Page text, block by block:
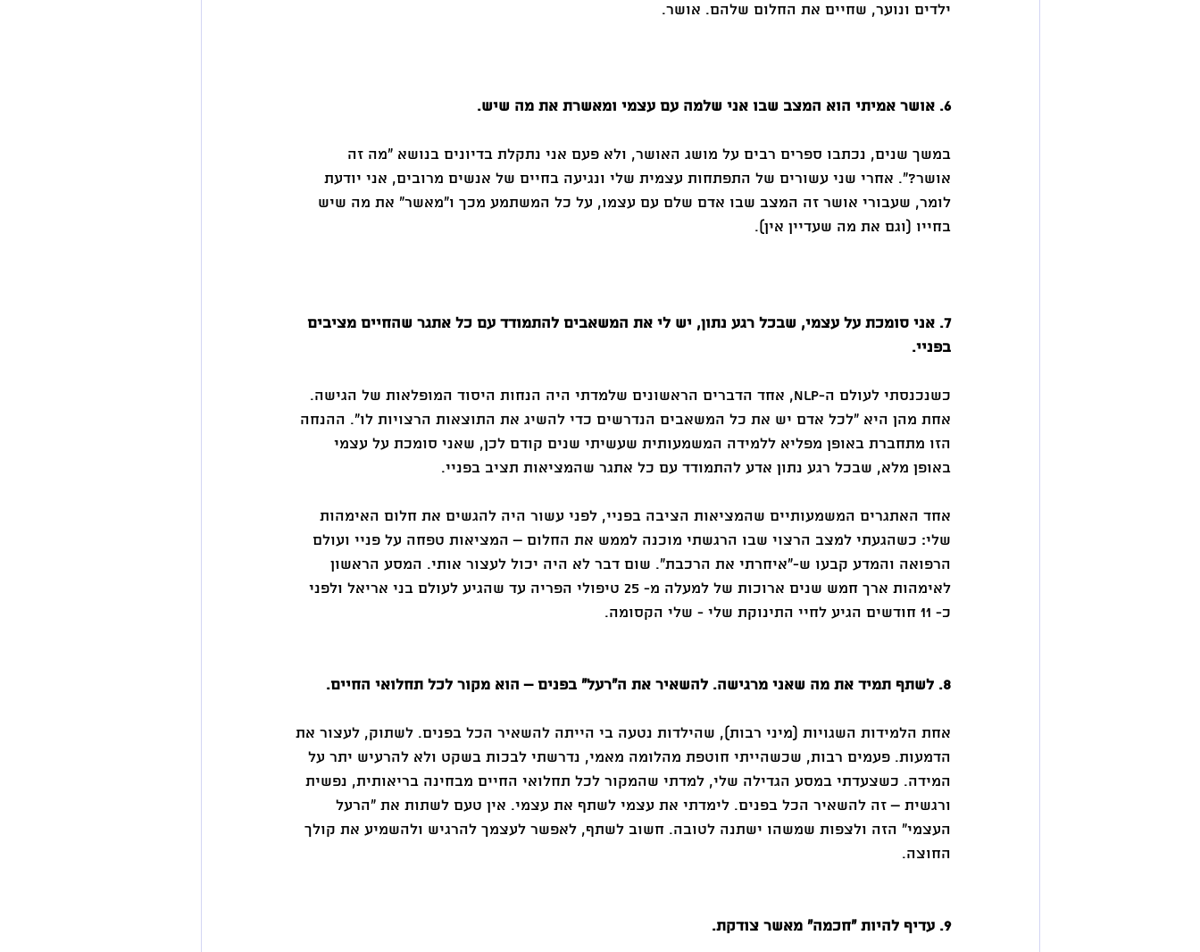
ילדים ונוער, שחיים את החלום שלהם. אושר.
6. אושר אמיתי הוא המצב שבו אני שלמה עם עצמי ומאשרת את מה שיש.
במשך שנים, נכתבו ספרים רבים על מושג האושר, ולא פעם אני נתקלת בדיונים בנושא "מה זה
אושר?". אחרי שני עשורים של התפתחות עצמית שלי ונגיעה בחיים של אנשים מרובים, אני יודעת
לומר, שעבורי אושר זה המצב שבו אדם שלם עם עצמו, על כל המשתמע מכך ו"מאשר" את מה שיש
בחייו (וגם את מה שעדיין אין).
7. אני סומכת על עצמי, שבכל רגע נתון, יש לי את המשאבים להתמודד עם כל אתגר שהחיים מציבים
בפניי.
כשנכנסתי לעולם ה-NLP, אחד הדברים הראשונים שלמדתי היה הנחות היסוד המופלאות של הגישה.
אחת מהן היא "לכל אדם יש את כל המשאבים הנדרשים כדי להשיג את התוצאות הרצויות לו". ההנחה
הזו מתחברת באופן מפליא ללמידה המשמעותית שעשיתי שנים קודם לכן, שאני סומכת על עצמי
באופן מלא, שבכל רגע נתון אדע להתמודד עם כל אתגר שהמציאות תציב בפניי.
אחד האתגרים המשמעותיים שהמציאות הציבה בפניי, לפני עשור היה להגשים את חלום האימהות
שלי: כשהגעתי למצב הרצוי שבו הרגשתי מוכנה לממש את החלום – המציאות טפחה על פניי ועולם
הרפואה והמדע קבעו ש-"איחרתי את הרכבת". שום דבר לא היה יכול לעצור אותי. המסע הראשון
לאימהות ארך חמש שנים ארוכות של למעלה מ- 25 טיפולי הפריה עד שהגיע לעולם בני אריאל ולפני
כ- 11 חודשים הגיע לחיי התינוקת שלי - שלי הקסומה.
8. לשתף תמיד את מה שאני מרגישה. להשאיר את ה"רעל" בפנים – הוא מקור לכל תחלואי החיים.
אחת הלמידות השגויות (מיני רבות), שהילדות נטעה בי הייתה להשאיר הכל בפנים. לשתוק, לעצור את
הדמעות. פעמים רבות, שכשהייתי חוטפת מהלומה מאמי, נדרשתי לבכות בשקט ולא להרעיש יתר על
המידה. כשצעדתי במסע הגדילה שלי, למדתי שהמקור לכל תחלואי החיים מבחינה בריאותית, נפשית
ורגשית – זה להשאיר הכל בפנים. לימדתי את עצמי לשתף את עצמי. אין טעם לשתות את "הרעל
העצמי" הזה ולצפות שמשהו ישתנה לטובה. חשוב לשתף, לאפשר לעצמך להרגיש ולהשמיע את קולך
החוצה.
9. עדיף להיות "חכמה" מאשר צודקת.